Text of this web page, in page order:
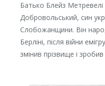
Батько Блейз
Добровольський, син
Слобожанщини. Він
Берліні, після війни
змінив прізвище і зробив